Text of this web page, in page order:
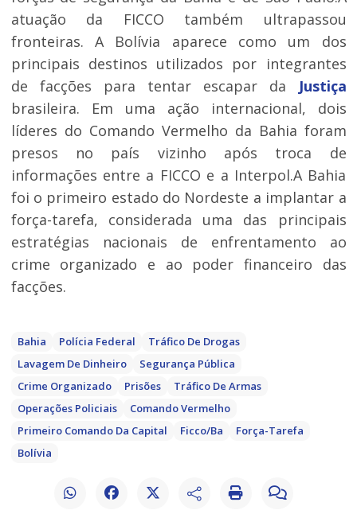
atuação da FICCO também ultrapassou
fronteiras. A Bolívia aparece como um dos
principais destinos utilizados por integrantes
de facções para tentar escapar da
Justiça
brasileira. Em uma ação internacional, dois
líderes do Comando Vermelho da Bahia foram
presos no país vizinho após troca de
informações entre a FICCO e a Interpol.A Bahia
foi o primeiro estado do Nordeste a implantar a
força-tarefa, considerada uma das principais
estratégias nacionais de enfrentamento ao
crime organizado e ao poder financeiro das
facções.
Bahia Polícia Federal
Tráfico De Drogas
Lavagem De Dinheiro
Segurança Pública
Crime Organizado
Prisões
Tráfico De Armas
Operações Policiais
Comando Vermelho
Primeiro Comando Da Capital
Ficco/ba
Força-Tarefa
Bolívia